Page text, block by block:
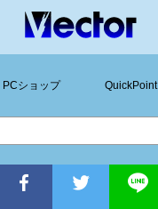
PCショップ QuickPoint